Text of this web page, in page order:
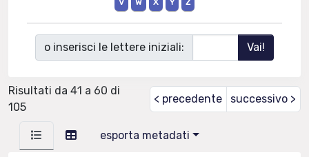
V
W X Y Z
o inserisci le lettere iniziali:
Risultati da 41 a 60 di
105
< precedente successivo >
esporta metadati